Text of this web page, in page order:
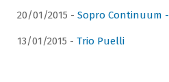
20/01/2015 - Sopro Continuum -
13/01/2015 - Trio Puelli